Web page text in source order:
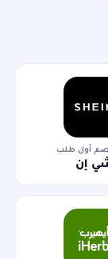
أول طلب
إن